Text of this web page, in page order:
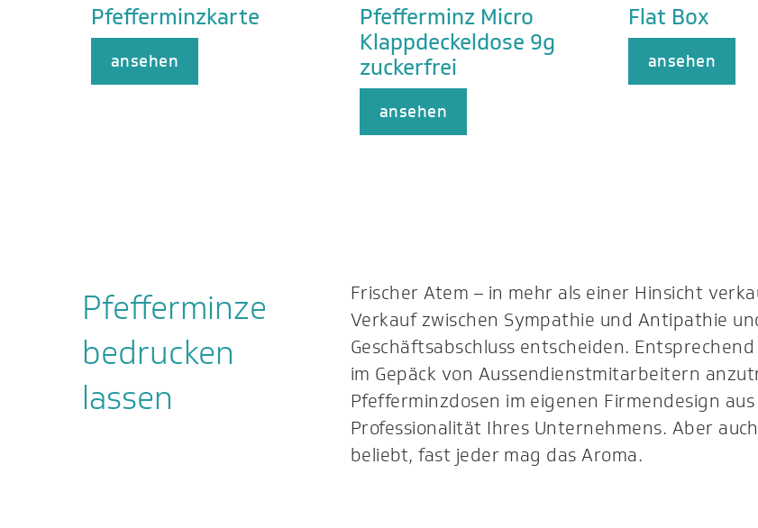
Pfefferminzkarte
ansehen
Pfefferminz Micro
Klappdeckeldose 9g
zuckerfrei
ansehen
Flat Box
ansehen
Pfefferminze
bedrucken
lassen
Frischer Atem – in mehr als einer Hinsicht
Verkauf zwischen Sympathie und Antipathie
Geschäftsabschluss entscheiden.
im Gepäck von Aussendienstmitarbeitern
Pfefferminzdosen im eigenen Firmendesign
Professionalität Ihres Unternehmens. Aber
beliebt, fast jeder mag das Aroma.